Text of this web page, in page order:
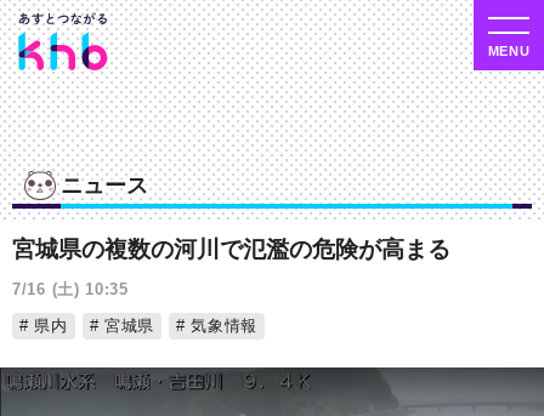
ニュース
宮城県の複数の河川で氾濫の危険が高まる
7/16 (土) 10:35
県内
宮城県 気象情報